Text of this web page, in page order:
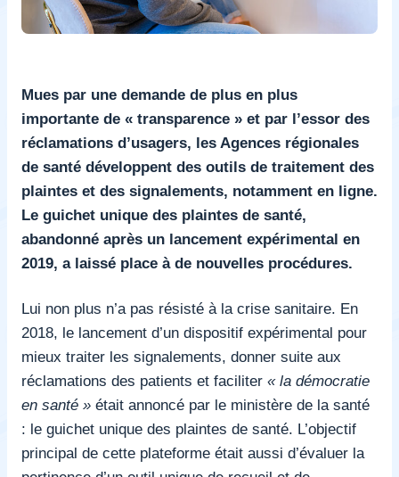
Mues par une demande de plus en plus
importante de « transparence » et par l’essor des
réclamations d’usagers, les Agences régionales
de santé développent des outils de traitement des
plaintes et des signalements, notamment en ligne.
Le guichet unique des plaintes de santé,
abandonné après un lancement expérimental en
2019, a laissé place à de nouvelles procédures.
Lui non plus n’a pas résisté à la crise sanitaire. En
2018, le lancement d’un dispositif expérimental pour
mieux traiter les signalements, donner suite aux
réclamations des patients et faciliter « la démocratie
en santé » était annoncé par le ministère de la santé
: le guichet unique des plaintes de santé. L’objectif
principal de cette plateforme était aussi d’évaluer la